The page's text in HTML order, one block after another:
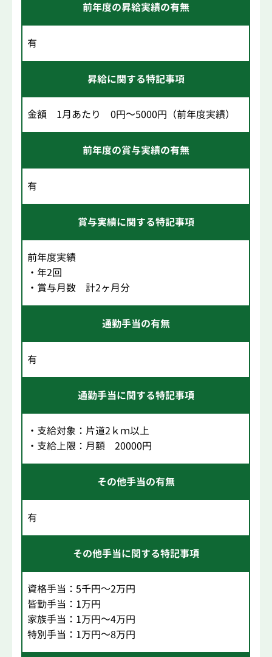
前年度の昇給実績の有無
有
昇給に関する特記事項
金額 1月あたり 0円～5000円（前年度実績）
前年度の賞与実績の有無
有
賞与実績に関する特記事項
前年度実績
・年2回
・賞与月数 計2ヶ月分
通勤手当の有無
有
通勤手当に関する特記事項
・支給対象：片道2ｋｍ以上
・支給上限：月額 20000円
その他手当の有無
有
その他手当に関する特記事項
資格手当：5千円～2万円
皆勤手当：1万円
家族手当：1万円～4万円
特別手当：1万円～8万円